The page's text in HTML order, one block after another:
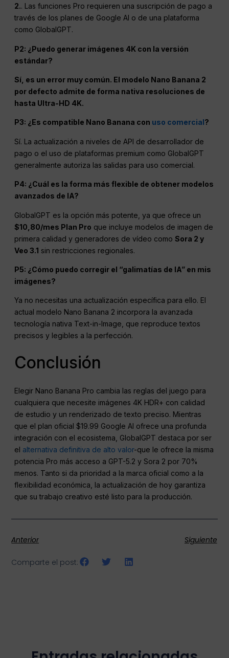
2.. Las funciones Pro requieren una suscripción de pago a
través de los planes de Google AI o de una plataforma
como GlobalGPT.
P2: ¿Puedo generar imágenes 4K con la versión
estándar?
Sí, es un error muy común. El modelo Nano Banana 2
por defecto admite de forma nativa resoluciones de
hasta Ultra-HD 4K.
P3: ¿Es compatible Nano Banana con uso comercial?
Sí. La actualización a niveles de API de desarrollador de
pago o el uso de plataformas premium como GlobalGPT
generalmente autoriza las salidas para uso comercial.
P4: ¿Cuál es la forma más flexible de obtener modelos
avanzados de IA?
GlobalGPT es la opción más potente, ya que ofrece un
$10,80/mes Plan Pro que incluye modelos de imagen de
primera calidad y generadores de vídeo comoSora 2 y
Veo 3.1 sin restricciones regionales.
P5: ¿Cómo puedo corregir el “galimatías de IA” en mis
imágenes?
Ya no necesitas una actualización específica para ello. El
actual modelo Nano Banana 2 incorpora la avanzada
tecnología nativa Text-in-Image, que reproduce textos
precisos y legibles a la perfección.
Conclusión
Elegir Nano Banana Pro cambia las reglas del juego para
cualquiera que necesite imágenes 4K HDR+ con calidad
de estudio y un renderizado de texto preciso. Mientras
que el plan oficial $19.99 Google AI ofrece una profunda
integración con el ecosistema, GlobalGPT destaca por ser
el alternativa definitiva de alto valor-que le ofrece la misma
potencia Pro más acceso a GPT-5.2 y Sora 2 por 70%
menos. Tanto si da prioridad a la marca oficial como a la
flexibilidad económica, la actualización de hoy garantiza
que su trabajo creativo esté listo para la producción.
Anterior Siguiente
Comparte el post: